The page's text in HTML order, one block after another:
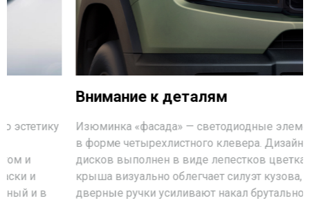
Внимание к деталям
Изюминка «фасада» — светодиодные элементы фар
в форме четырехлистного клевера. Дизайн колесных
дисков выполнен в виде лепестков цветка. Парящая
крыша визуально облегчает силуэт кузова, а мощные
дверные ручки усиливают накал брутальности.